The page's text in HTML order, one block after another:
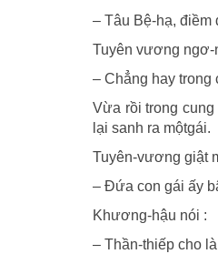
– Tâu Bệ-hạ, điềm
Tuyên vương ngơ-
– Chẳng hay trong
Vừa rồi trong
lại sanh ra mộtgái.
Tuyên-vương giật
– Ðứa con gái ấy
Khương-hậu nói :
– Thần-thiếp cho